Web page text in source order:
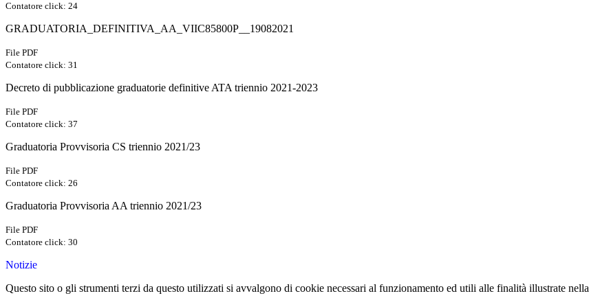
Contatore click: 24
GRADUATORIA_DEFINITIVA_AA_VIIC85800P__19082021
File PDF
Contatore click: 31
Decreto di pubblicazione graduatorie definitive ATA triennio 2021-2023
File PDF
Contatore click: 37
Graduatoria Provvisoria CS triennio 2021/23
File PDF
Contatore click: 26
Graduatoria Provvisoria AA triennio 2021/23
File PDF
Contatore click: 30
Notizie
Questo sito o gli strumenti terzi da questo utilizzati si avvalgono di cookie necessari al funzionamento ed utili alle finalità illustrate nella